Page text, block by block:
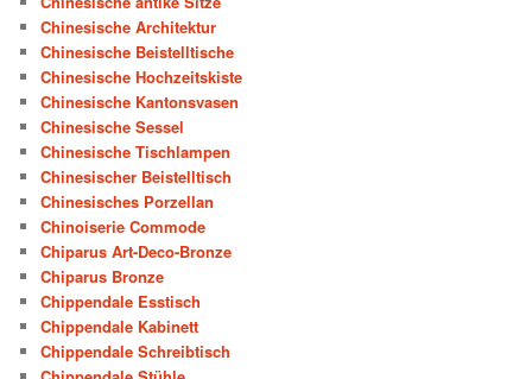
Chinesische Architektur
Chinesische Beistelltische
Chinesische Hochzeitskiste
Chinesische Kantonsvasen
Chinesische Sessel
Chinesische Tischlampen
Chinesischer Beistelltisch
Chinesisches Porzellan
Chinoiserie Commode
Chiparus Art-Deco-Bronze
Chiparus Bronze
Chippendale Esstisch
Chippendale Kabinett
Chippendale Schreibtisch